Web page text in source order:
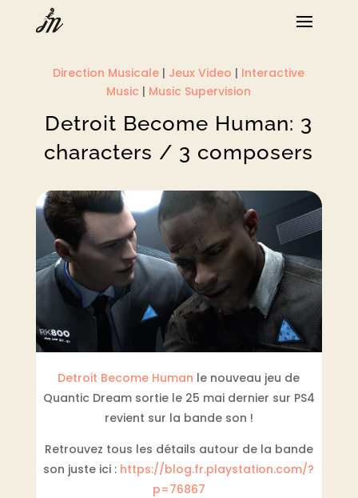
Direction Musicale | Jeux Video | Interactive
Music | Music Supervision
Detroit Become Human: 3
characters / 3 composers
Detroit Become Human le nouveau jeu de
Quantic Dream sortie le 25 mai dernier sur PS4
revient sur la bande son !
Retrouvez tous les détails autour de la bande
son juste ici : https://blog.fr.playstation.com/?
p=76867